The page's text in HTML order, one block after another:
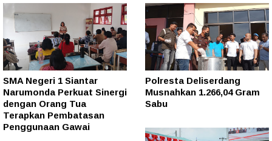
SMA Negeri 1 Siantar
Narumonda Perkuat Sinergi
dengan Orang Tua
Terapkan Pembatasan
Penggunaan Gawai
Polresta Deliserdang
Musnahkan 1.266,04 Gram
Sabu